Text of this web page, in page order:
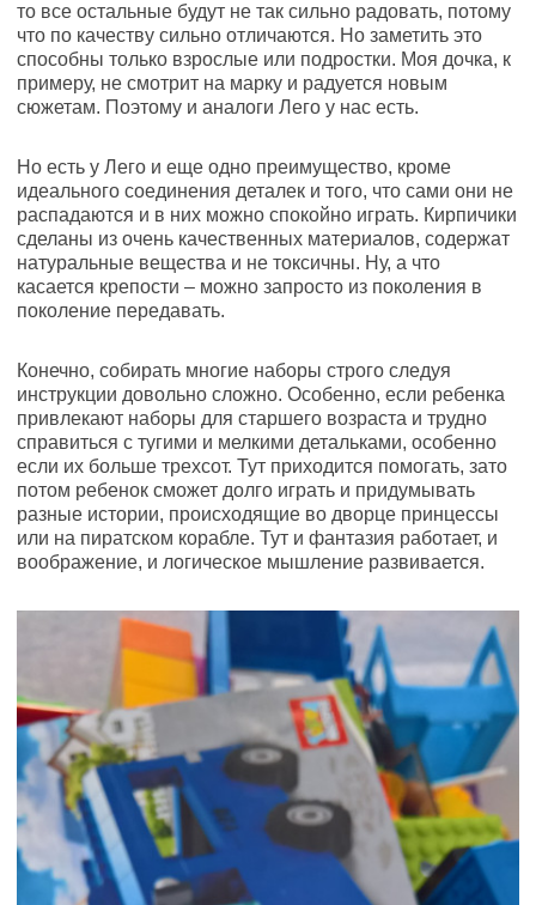
то все остальные будут не так сильно радовать, потому
что по качеству сильно отличаются. Но заметить это
способны только взрослые или подростки. Моя дочка, к
примеру, не смотрит на марку и радуется новым
сюжетам. Поэтому и аналоги Лего у нас есть.
Но есть у Лего и еще одно преимущество, кроме
идеального соединения деталек и того, что сами они не
распадаются и в них можно спокойно играть. Кирпичики
сделаны из очень качественных материалов, содержат
натуральные вещества и не токсичны. Ну, а что
касается крепости – можно запросто из поколения в
поколение передавать.
Конечно, собирать многие наборы строго следуя
инструкции довольно сложно. Особенно, если ребенка
привлекают наборы для старшего возраста и трудно
справиться с тугими и мелкими детальками, особенно
если их больше трехсот. Тут приходится помогать, зато
потом ребенок сможет долго играть и придумывать
разные истории, происходящие во дворце принцессы
или на пиратском корабле. Тут и фантазия работает, и
воображение, и логическое мышление развивается.